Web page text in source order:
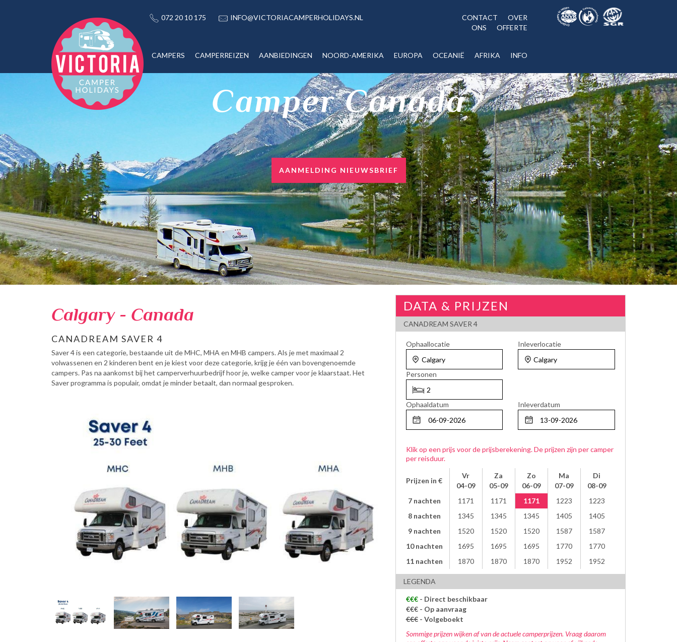
072 20 10 175 INFO@VICTORIACAMPERHOLIDAYS.NL CONTACT
OVER
ONS
OFFERTE
CAMPERS CAMPERREIZEN AANBIEDINGEN NOORD-AMERIKA EUROPA OCEANIË AFRIKA INFO
Camper Canada
AANMELDING NIEUWSBRIEF
Calgary - Canada
CANADREAM SAVER 4
Saver 4 is een categorie, bestaande uit de MHC, MHA en MHB campers. Als je met maximaal 2
volwassenen en 2 kinderen bent en je kiest voor deze categorie, krijg je één van bovengenoemde
campers. Pas na aankomst bij het camperverhuurbedrijf hoor je, welke camper voor je klaarstaat. Het
Saver programma is populair, omdat je minder betaalt, dan normaal gesproken.
DATA & PRIJZEN
CANADREAM SAVER 4
Ophaallocatie Inleverlocatie
Personen
Ophaaldatum Inleverdatum
Klik op een prijs voor de prijsberekening. De prijzen zijn per camper
per reisduur.
Prijzen in €
Vr
04-09
Za
05-09
Zo
06-09
Ma
07-09
Di
08-09
7 nachten
1171 1171 1171 1223
1223
8 nachten
1345 1345 1345 1405
1405
9 nachten
1520 1520 1520 1587
1587
10 nachten
1695 1695 1695 1770
1770
11 nachten
1870 1870 1870 1952 1952
LEGENDA
€€€- Direct beschikbaar
€€€- Op aanvraag
€€€- Volgeboekt
Sommige prijzen wijken af van de actuele camperprijzen. Vraag daarom